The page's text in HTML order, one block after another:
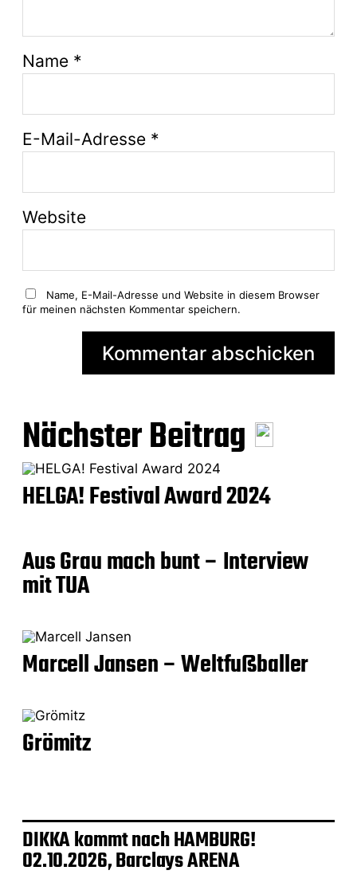
Name *
E-Mail-Adresse *
Website
Name, E-Mail-Adresse und Website in diesem Browser
für meinen nächsten Kommentar speichern.
e
r
n
a
v
e
:
Nächster Beitrag
HELGA! Festival Award 2024
Aus Grau mach bunt – Interview
mit TUA
Marcell Jansen – Weltfußballer
Grömitz
DIKKA kommt nach HAMBURG!
02.10.2026, Barclays ARENA